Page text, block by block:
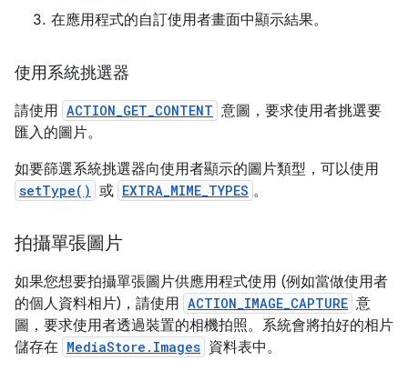
在應用程式的自訂使用者畫面中顯示結果。
使用系統挑選器
請使用 ACTION_GET_CONTENT 意圖，要求使用者挑選要
匯入的圖片。
如要篩選系統挑選器向使用者顯示的圖片類型，可以使用
setType() 或 EXTRA_MIME_TYPES 。
拍攝單張圖片
如果您想要拍攝單張圖片供應用程式使用 (例如當做使用者
的個人資料相片)，請使用 ACTION_IMAGE_CAPTURE 意
圖，要求使用者透過裝置的相機拍照。系統會將拍好的相片
儲存在 MediaStore.Images 資料表中。